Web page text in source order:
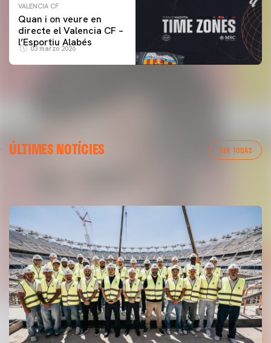
VALENCIA CF
Quan i on veure en
directe el Valencia CF –
l’Esportiu Alabés
03 marzo 2026
ÚLTIMES NOTÍCIES VER TODAS
📸 #ValenciaNUFC
PRIMER EQUIP